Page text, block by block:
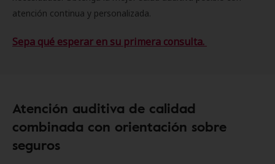
atención continua y personalizada.
Sepa qué esperar en su primera consulta.
Atención auditiva de calidad
combinada con orientación sobre
seguros